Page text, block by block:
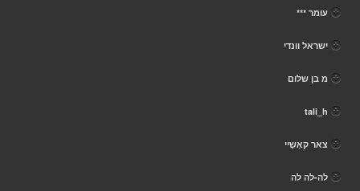
עומר ***
ישראל וונדי
מ בן שלום
tali_h
צאר קאָשֶיי
לה-לה לה